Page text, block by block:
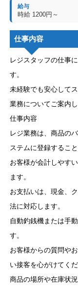
給与
時給 1200円～
仕事内容
レジスタッフの仕事
す。
未経験でも安心して
業務についてご案内し
仕事内容
レジ業務は、商品の
ステムに登録するこ
お客様が会計しやす
ます。
お支払いは、現金、
法に対応します。
自動釣銭機または手
す。
お客様からの質問や
い接客を心がけてくだ
商品の場所や在庫状